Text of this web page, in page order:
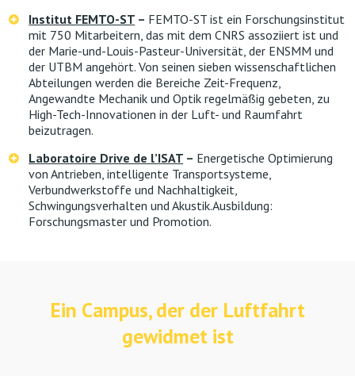
Institut FEMTO-ST – FEMTO-ST ist ein Forschungsinstitut
mit 750 Mitarbeitern, das mit dem CNRS assoziiert ist und
der Marie-und-Louis-Pasteur-Universität, der ENSMM und
der UTBM angehört. Von seinen sieben wissenschaftlichen
Abteilungen werden die Bereiche Zeit-Frequenz,
Angewandte Mechanik und Optik regelmäßig gebeten, zu
High-Tech-Innovationen in der Luft- und Raumfahrt
beizutragen.
Laboratoire Drive de l’ISAT – Energetische Optimierung
von Antrieben, intelligente Transportsysteme,
Verbundwerkstoffe und Nachhaltigkeit,
Schwingungsverhalten und Akustik.Ausbildung:
Forschungsmaster und Promotion.
Ein Campus, der der Luftfahrt
gewidmet ist